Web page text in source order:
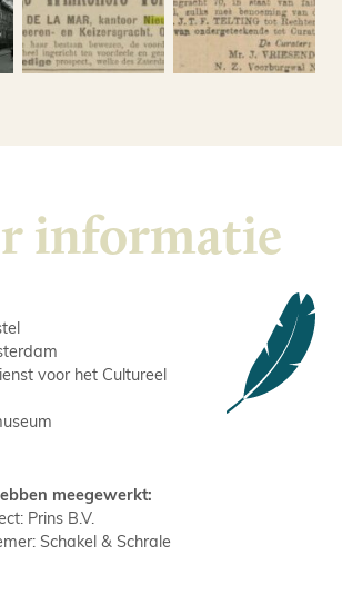
informatie
voor het Cultureel
meegewerkt:
Prins B.V.
Schakel & Schrale